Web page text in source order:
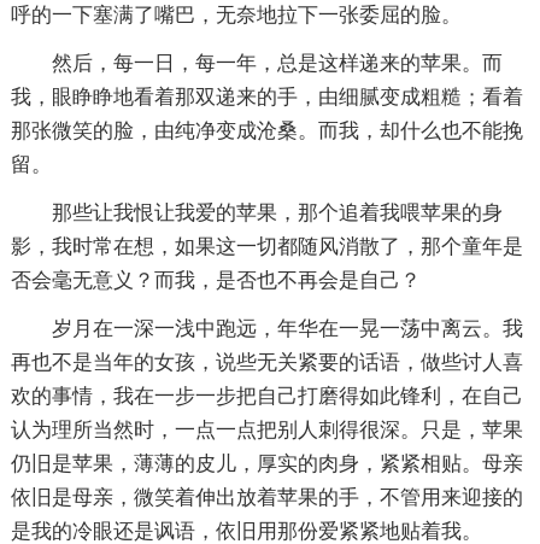
呼的一下塞满了嘴巴，无奈地拉下一张委屈的脸。
然后，每一日，每一年，总是这样递来的苹果。而
我，眼睁睁地看着那双递来的手，由细腻变成粗糙；看着
那张微笑的脸，由纯净变成沧桑。而我，却什么也不能挽
留。
那些让我恨让我爱的苹果，那个追着我喂苹果的身
影，我时常在想，如果这一切都随风消散了，那个童年是
否会毫无意义？而我，是否也不再会是自己？
岁月在一深一浅中跑远，年华在一晃一荡中离云。我
再也不是当年的女孩，说些无关紧要的话语，做些讨人喜
欢的事情，我在一步一步把自己打磨得如此锋利，在自己
认为理所当然时，一点一点把别人刺得很深。只是，苹果
仍旧是苹果，薄薄的皮儿，厚实的肉身，紧紧相贴。母亲
依旧是母亲，微笑着伸出放着苹果的手，不管用来迎接的
是我的冷眼还是讽语，依旧用那份爱紧紧地贴着我。